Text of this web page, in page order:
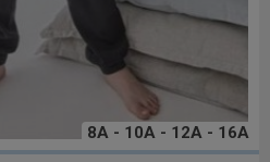
8A - 10A - 12A - 16A